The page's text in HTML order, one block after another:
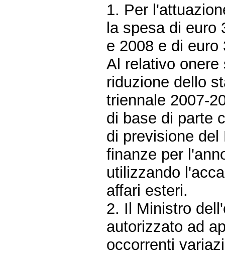
1. Per
la spesa di euro
e 2008 e di euro
Al relativo onere
riduzione dello
triennale 2007-
di base di parte
di previsione
finanze per
utilizzando
affari esteri.
2. Il Ministro
autorizzato ad
occorrenti